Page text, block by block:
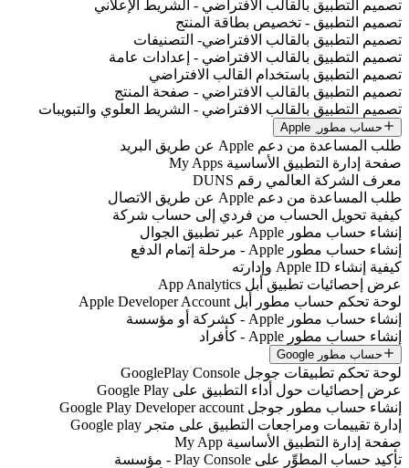
تصميم التطبيق بالقالب الافتراضي - الشريط الإعلاني
تصميم التطبيق - تخصيص بطاقة المنتج
تصميم التطبيق بالقالب الافتراضي- التصنيفات
تصميم التطبيق بالقالب الافتراضي - إعدادات عامة
تصميم التطبيق باستخدام القالب الافتراضي
تصميم التطبيق بالقالب الافتراضي - صفحة المنتج
تصميم التطبيق بالقالب الافتراضي - الشريط العلوي والتبويبات
حساب مطور ِ Apple
طلب المساعدة من دعم Apple عن طريق البريد
صفحة إدارة التطبيق الأساسية My Apps
معرف الشركة العالمي رقم DUNS
طلب المساعدة من دعم Apple عن طريق الاتصال
كيفية تحويل الحساب من فردي إلى حساب شركة
إنشاء حساب مطور Apple عبر تطبيق الجوال
إنشاء حساب مطور Apple - مرحلة إتمام الدفع
كيفية إنشاء Apple ID وإدارته
عرض إحصائيات تطبيق أبل App Analytics
لوحة تحكم حساب مطور أبل Apple Developer Account
إنشاء حساب مطور Apple - كشركة أو مؤسسة
إنشاء حساب مطور Apple - كأفراد
حساب مطور Google
لوحة تحكم تطبيقات جوجل GooglePlay Console
عرض إحصائيات حول أداء التطبيق على Google Play
إنشاء حساب مطور جوجل Google Play Developer account
إدارة تقييمات ومراجعات التطبيق على متجر Google play
صفحة إدارة التطبيق الأساسية My App
تأكيد حساب المطوِّر على Play Console - مؤسسة